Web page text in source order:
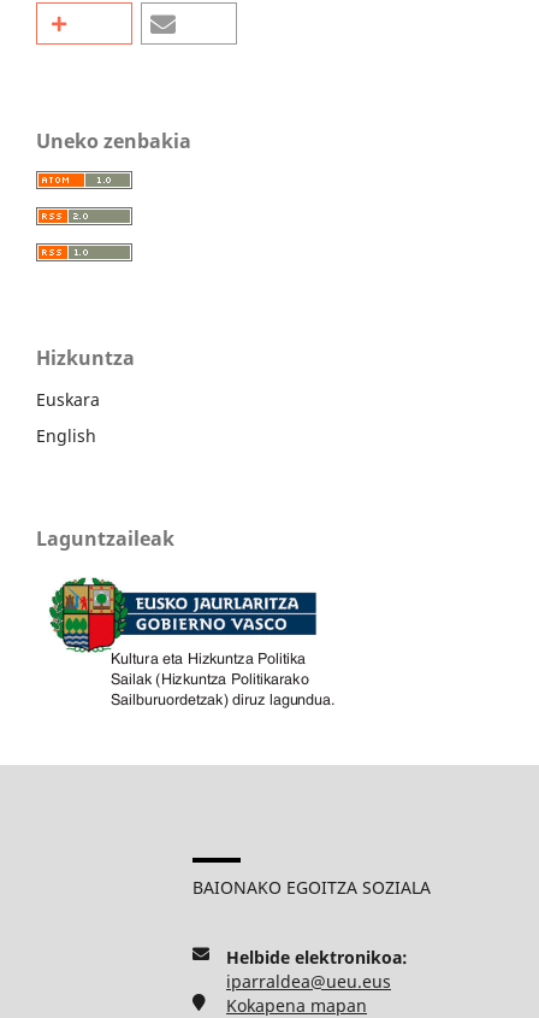
Uneko zenbakia
Hizkuntza
Euskara
English
Laguntzaileak
BAIONAKO EGOITZA SOZIALA
Helbide elektronikoa:
iparraldea@ueu.eus
Kokapena mapan